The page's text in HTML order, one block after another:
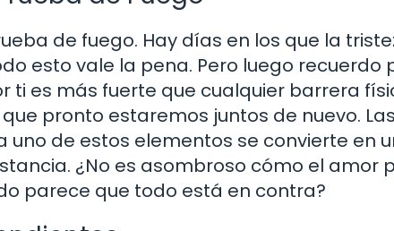
de fuego. Hay días en los que la
esto vale la pena. Pero luego recuerdo
ti es más fuerte que cualquier barrera
pronto estaremos juntos de nuevo.
de estos elementos se convierte en
¿No es asombroso cómo el amor
parece que todo está en contra?